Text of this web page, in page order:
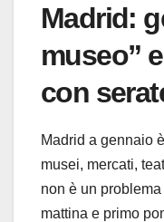
Madrid:
museo”
con
Madrid a gennaio
musei, mercati,
non è un
mattina e primo